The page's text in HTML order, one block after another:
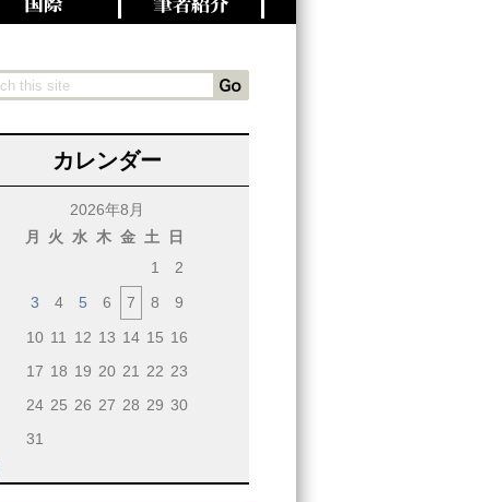
カレンダー
2026年8月
月
火 水 木 金 土
日
1
2
3
4 5 6 7 8
9
10 11 12 13 14 15 16
17 18 19 20 21 22 23
24 25 26 27 28 29 30
31